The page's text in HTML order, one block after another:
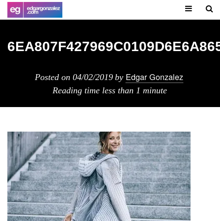
Posted on 04/02/2019 by Edgar Gonzalez
Reading time less than 1 minute